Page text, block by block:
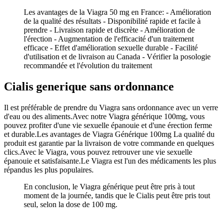
Les avantages de la Viagra 50 mg en France: - Amélioration
de la qualité des résultats - Disponibilité rapide et facile à
prendre - Livraison rapide et discrète - Amélioration de
l'érection - Augmentation de l'efficacité d'un traitement
efficace - Effet d'amélioration sexuelle durable - Facilité
d'utilisation et de livraison au Canada - Vérifier la posologie
recommandée et l'évolution du traitement
Cialis generique sans ordonnance
Il est préférable de prendre du Viagra sans ordonnance avec un verre
d'eau ou des aliments.Avec notre Viagra générique 100mg, vous
pouvez profiter d'une vie sexuelle épanouie et d'une érection ferme
et durable.Les avantages de Viagra Générique 100mg La qualité du
produit est garantie par la livraison de votre commande en quelques
clics.Avec le Viagra, vous pouvez retrouver une vie sexuelle
épanouie et satisfaisante.Le Viagra est l'un des médicaments les plus
répandus les plus populaires.
En conclusion, le Viagra générique peut être pris à tout
moment de la journée, tandis que le Cialis peut être pris tout
seul, selon la dose de 100 mg.